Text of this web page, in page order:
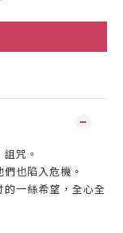
咒。
也陷入危機。
一絲希望，全心全